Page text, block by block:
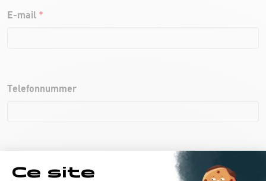
E-mail *
Telefonnummer